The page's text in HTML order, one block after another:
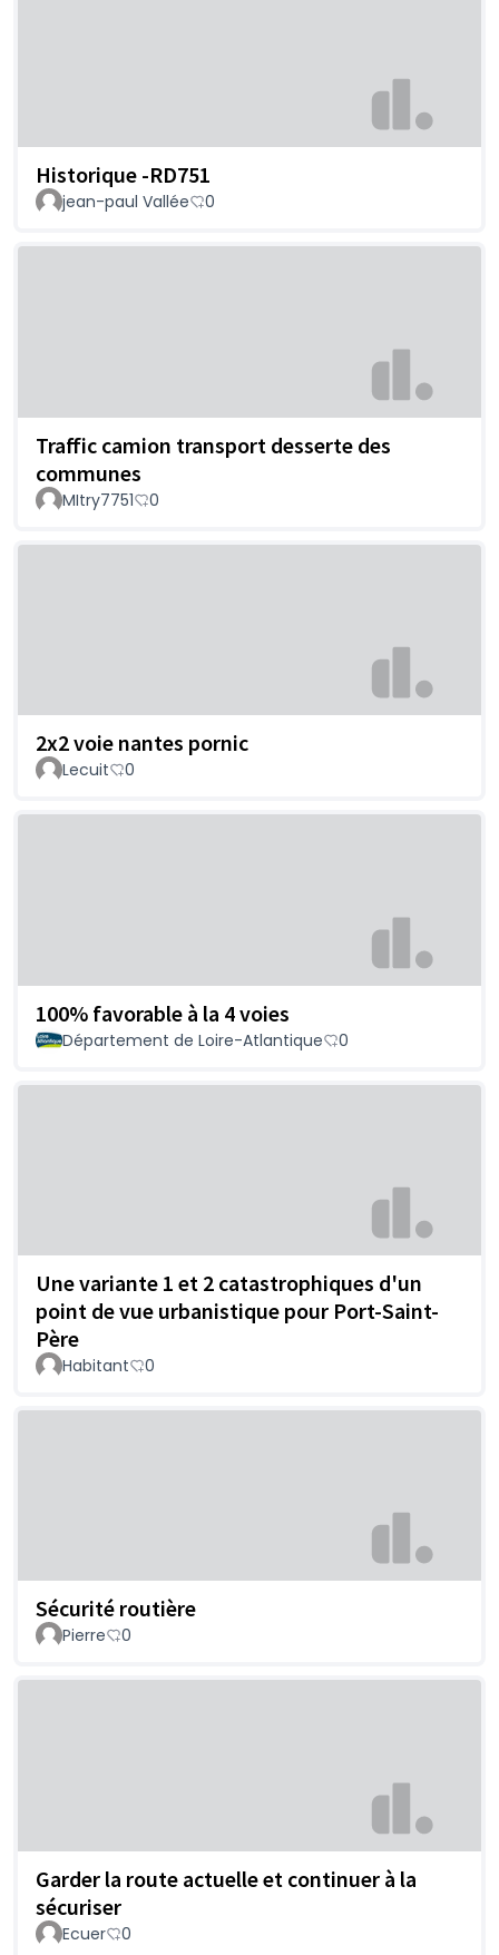
Historique -RD751
jean-paul Vallée 0
Traffic camion transport desserte des
communes
MItry7751 0
2x2 voie nantes pornic
Lecuit 0
100% favorable à la 4 voies
Département de Loire-Atlantique 0
Une variante 1 et 2 catastrophiques d'un
point de vue urbanistique pour Port-Saint-
Père
Habitant 0
Sécurité routière
Pierre 0
Garder la route actuelle et continuer à la
sécuriser
Ecuer 0